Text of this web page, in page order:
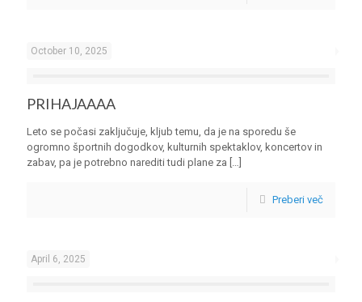
October 10, 2025
PRIHAJAAAA
Leto se počasi zaključuje, kljub temu, da je na sporedu še
ogromno športnih dogodkov, kulturnih spektaklov, koncertov in
zabav, pa je potrebno narediti tudi plane za […]
Preberi več
April 6, 2025